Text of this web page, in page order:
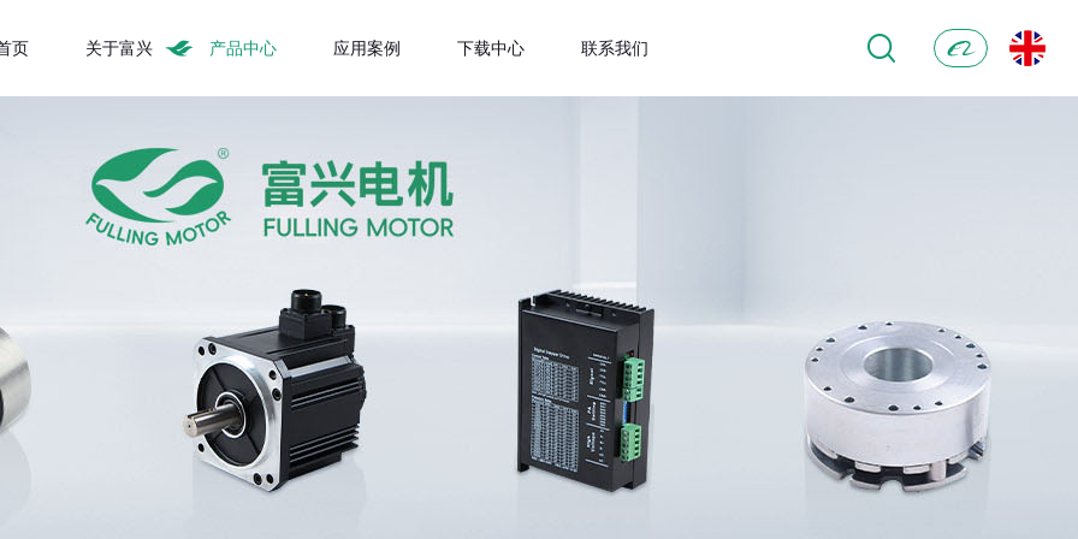
页 关于富兴 产品中心 应用案例 下载中心 联系我们
阿